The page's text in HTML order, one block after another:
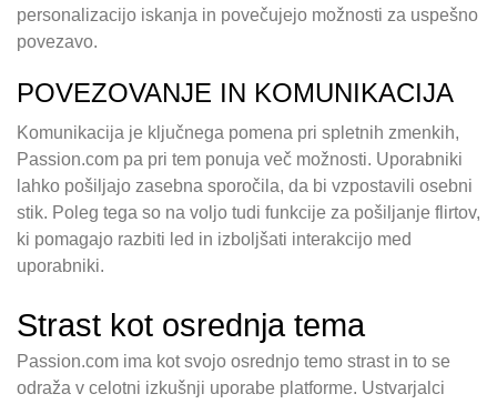
personalizacijo iskanja in povečujejo možnosti za uspešno
povezavo.
POVEZOVANJE IN KOMUNIKACIJA
Komunikacija je ključnega pomena pri spletnih zmenkih,
Passion.com pa pri tem ponuja več možnosti. Uporabniki
lahko pošiljajo zasebna sporočila, da bi vzpostavili osebni
stik. Poleg tega so na voljo tudi funkcije za pošiljanje flirtov,
ki pomagajo razbiti led in izboljšati interakcijo med
uporabniki.
Strast kot osrednja tema
Passion.com ima kot svojo osrednjo temo strast in to se
odraža v celotni izkušnji uporabe platforme. Ustvarjalci